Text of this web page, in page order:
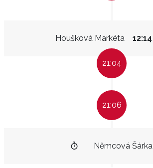
Houšková Markéta 12:14
21:04
21:06
Němcová Šárka